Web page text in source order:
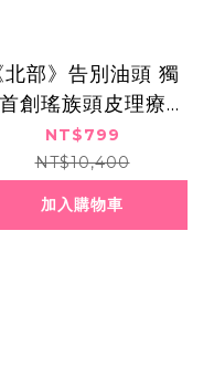
北部》告別油頭 獨
創瑤族頭皮理療深
吸舒壓課程,799元
NT$799
NT$10,400
加入購物車